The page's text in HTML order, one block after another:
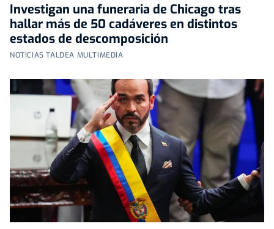
Investigan una funeraria de Chicago tras
hallar más de 50 cadáveres en distintos
estados de descomposición
NOTICIAS TALDEA MULTIMEDIA